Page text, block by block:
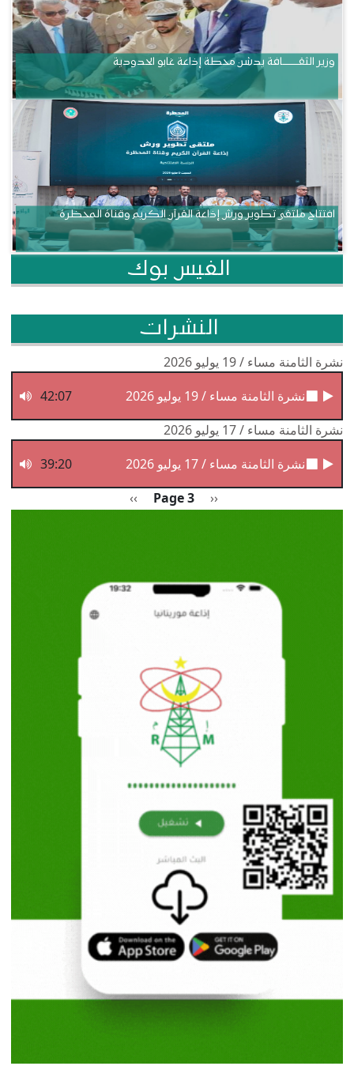
وزير الثقــــــــــافة يدشن محطة إذاعة غابو الحدودية
افتتاح ملتقى تطوير ورش إذاعة القرآن الكريم وقناة المحظرة
الفيس بوك
النشرات
نشرة الثامنة مساء / 19 يوليو 2026
نشرة الثامنة مساء / 19 يوليو 2026
42:07
نشرة الثامنة مساء / 17 يوليو 2026
نشرة الثامنة مساء / 17 يوليو 2026
39:20
Previous page
‹‹
Page 3 الصفحة التالية
››